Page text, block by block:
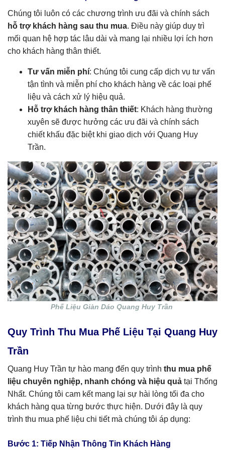
Chúng tôi luôn có các chương trình ưu đãi và chính sách
hỗ trợ khách hàng sau thu mua. Điều này giúp duy trì
mối quan hệ hợp tác lâu dài và mang lại nhiều lợi ích hơn
cho khách hàng thân thiết.
Tư vấn miễn phí: Chúng tôi cung cấp dịch vụ tư vấn
tận tình và miễn phí cho khách hàng về các loại phế
liệu và cách xử lý hiệu quả.
Hỗ trợ khách hàng thân thiết: Khách hàng thường
xuyên sẽ được hưởng các ưu đãi và chính sách
chiết khấu đặc biệt khi giao dịch với Quang Huy
Trần.
Phế Liệu Giàn Dáo Quang Huy Trần
Quy Trình Thu Mua Phế Liệu Tại Quang Huy
Trần
Quang Huy Trần tự hào mang đến quy trình thu mua phế
liệu chuyên nghiệp, nhanh chóng và hiệu quả tại Thống
Nhất. Chúng tôi cam kết mang lại sự hài lòng tối đa cho
khách hàng qua từng bước thực hiện. Dưới đây là quy
trình thu mua phế liệu chi tiết mà chúng tôi áp dụng:
Bước 1: Tiếp Nhận Thông Tin Khách Hàng